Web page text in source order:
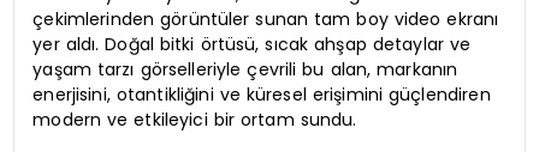
çekimlerinden görüntüler sunan tam boy video ekranı
yer aldı. Doğal bitki örtüsü, sıcak ahşap detaylar ve
yaşam tarzı görselleriyle çevrili bu alan, markanın
enerjisini, otantikliğini ve küresel erişimini güçlendiren
modern ve etkileyici bir ortam sundu.